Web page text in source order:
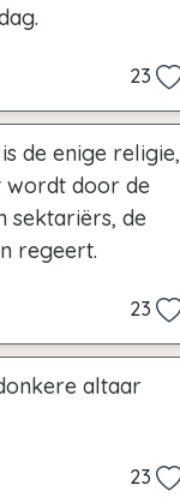
23
de enige religie,
wordt door de
sektariërs, de
regeert.
23
altaar
23